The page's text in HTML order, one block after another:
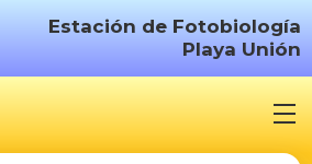
Estación de Fotobiología
Playa Unión